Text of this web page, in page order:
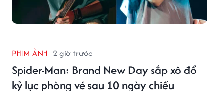
PHIM ẢNH 2 giờ trước
Spider-Man: Brand New Day sắp xô đổ
kỷ lục phòng vé sau 10 ngày chiếu